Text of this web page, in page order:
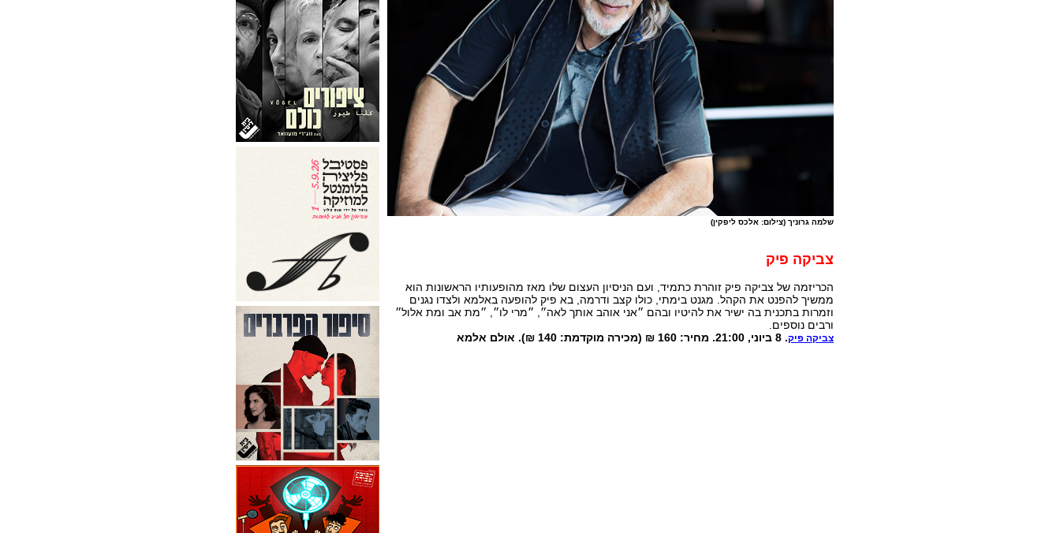
שלמה גרוניך (צילום: אלכס ליפקין)
צביקה פיק
הכריזמה של צביקה פיק זוהרת כתמיד, ועם הניסיון העצום שלו מאז מהופעותיו הראשונות הוא
ממשיך להפנט את הקהל. מגנט בימתי, כולו קצב ודרמה, בא פיק להופעה באלמא ולצדו נגנים
וזמרות בתכנית בה ישיר את להיטיו ובהם ״אני אוהב אותך לאה״, ״מרי לו״, ״מת אב ומת אלול״
ורבים נוספים.
צביקה פיק. 8 ביוני, 21:00. מחיר: 160 ₪ (מכירה מוקדמת: 140 ₪). אולם אלמא